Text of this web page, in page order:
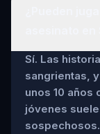
Sí. Las
sangrientas,
unos 10 años
jóvenes